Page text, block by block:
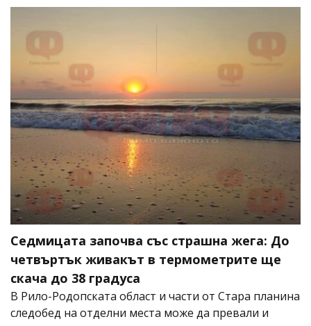
Седмицата започва със страшна жега: До
четвъртък живакът в термометрите ще
скача до 38 градуса
В Рило-Родопската област и части от Стара планина
следобед на отделни места може да превали и